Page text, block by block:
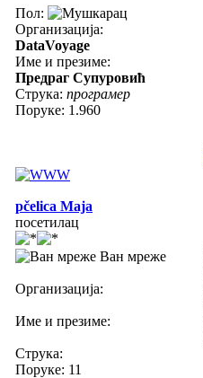
Пол:
Организација:
DataVoyage
Име и презиме:
Предраг Супуровић
Струка: програмер
Поруке: 1.960
pčelica Maja
посетилац
Ван мреже
Организација:
Име и презиме:
Струка:
Поруке: 11